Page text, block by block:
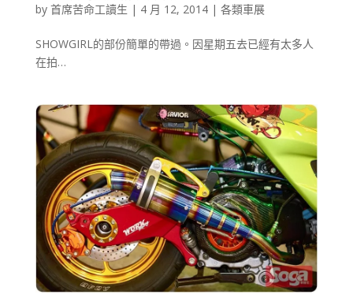
by 首席苦命工讀生 | 4 月 12, 2014| 各類車展
SHOWGIRL的部份簡單的帶過。因星期五去已經有太多人
在拍…